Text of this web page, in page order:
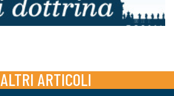
ALTRI ARTICOLI